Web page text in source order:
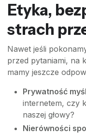
Etyka,
strach
Nawet jeśli
przed pytaniami, na
mamy jeszcze
Prywatność
internetem, czy
naszej głowy?
Nierówności